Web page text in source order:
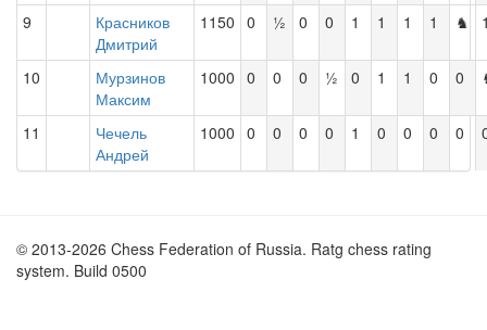
9
Красников
Дмитрий
1150 0 ½ 0 0 1 1 1 1 ♞
10
Мурзинов
Максим
1000 0 0 0 ½ 0 1 1 0 0
11
Чечель
Андрей
1000 0 0 0 0 1 0 0 0 0
© 2013-2026 Chess Federation of Russia. Ratg chess rating
system. Build 0500